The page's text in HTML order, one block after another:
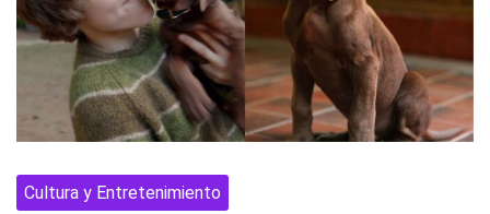
Cultura y Entretenimiento